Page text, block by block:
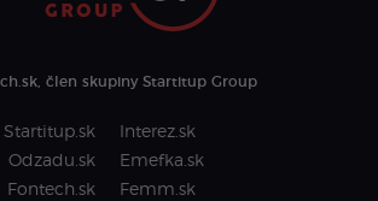
člen skupiny Startitup Group
Startitup.sk
Odzadu.sk
Fontech.sk
Interez.sk
Emefka.sk
Femm.sk